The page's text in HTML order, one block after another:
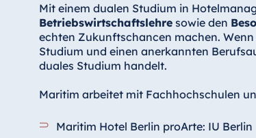
Mit einem dualen Studium in
Betriebswirtschaftslehresowie den
echten Zukunftschancen machen.
Studium und einen anerkannten
duales Studium handelt.
Maritim arbeitet mit Fachhochschulen
Maritim Hotel Berlin proArte: IU Berlin